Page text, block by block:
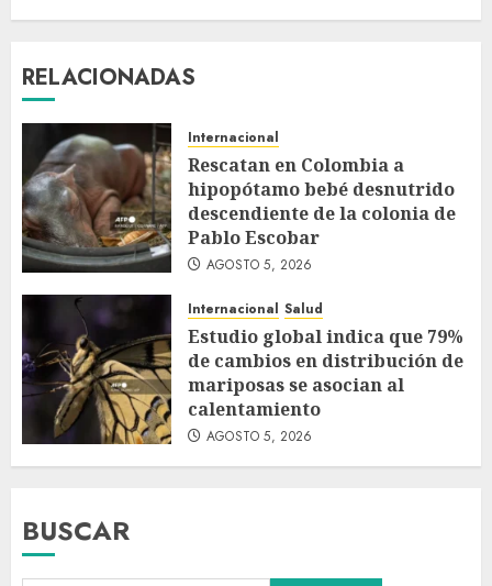
RELACIONADAS
Internacional
Rescatan en Colombia a
hipopótamo bebé desnutrido
descendiente de la colonia de
Pablo Escobar
AGOSTO 5, 2026
Internacional Salud
Estudio global indica que 79%
de cambios en distribución de
mariposas se asocian al
calentamiento
AGOSTO 5, 2026
BUSCAR